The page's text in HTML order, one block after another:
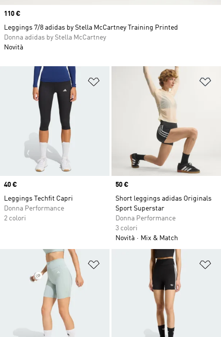
Aggiungi alla lista dei desideri
Price
40 €
Leggings Techfit Capri
Donna Performance
2 colori
Price
50 €
Short leggings adidas Originals
Sport Superstar
Donna Performance
3 colori
Novità
Mix & Match
Aggiungi alla lista dei desideri
Price
110 €
Leggings 7/8 adidas by Stella McCartney Training Printed
Donna adidas by Stella McCartney
Novità